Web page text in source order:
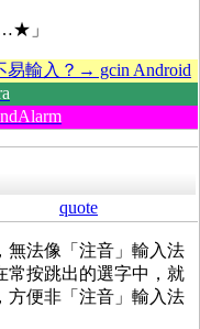
」
易輸入？→ gcin Android
quote
無法像「注音」輸入法
常按跳出的選字中，就
方便非「注音」輸入法